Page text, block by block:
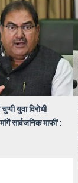
युवा विरोधी
सार्वजनिक माफी':